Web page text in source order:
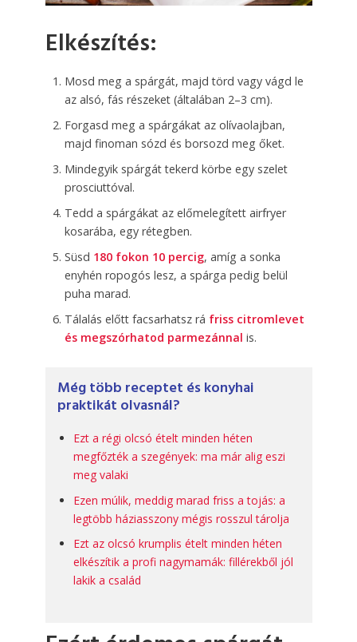
Elkészítés:
Mosd meg a spárgát, majd törd vagy vágd le
az alsó, fás részeket (általában 2–3 cm).
Forgasd meg a spárgákat az olívaolajban,
majd finoman sózd és borsozd meg őket.
Mindegyik spárgát tekerd körbe egy szelet
prosciuttóval.
Tedd a spárgákat az előmelegített airfryer
kosarába, egy rétegben.
Süsd 180 fokon 10 percig, amíg a sonka
enyhén ropogós lesz, a spárga pedig belül
puha marad.
Tálalás előtt facsarhatsz rá friss citromlevet
és megszórhatod parmezánnal is.
Még több receptet és konyhai
praktikát olvasnál?
Ezt a régi olcsó ételt minden héten
megfőzték a szegények: ma már alig eszi
meg valaki
Ezen múlik, meddig marad friss a tojás: a
legtöbb háziasszony mégis rosszul tárolja
Ezt az olcsó krumplis ételt minden héten
elkészítik a profi nagymamák: fillérekből jól
lakik a család